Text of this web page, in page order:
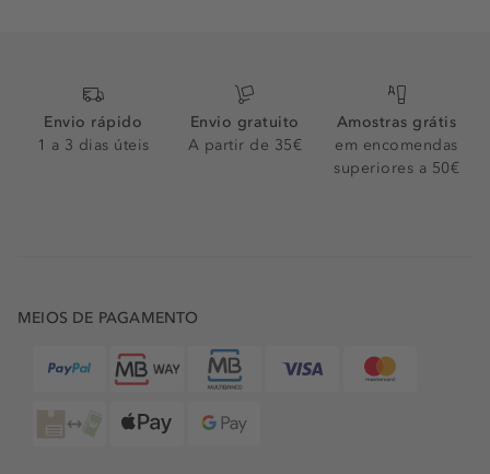
Envio rápido
1 a 3 dias úteis
Envio gratuito
A partir de 35€
Amostras grátis
em encomendas
superiores a 50€
MEIOS DE PAGAMENTO